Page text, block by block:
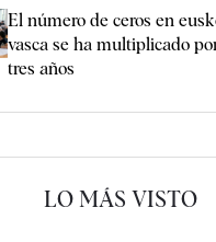
El número de ceros en
vasca se ha multiplicado
tres años
LO MÁS VISTO